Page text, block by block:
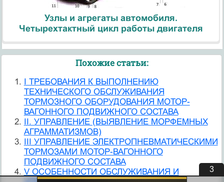
Узлы и агрегаты автомобиля.
Четырехтактный цикл работы двигателя
Похожие статьи:
I ТРЕБОВАНИЯ К ВЫПОЛНЕНИЮ
ТЕХНИЧЕСКОГО ОБСЛУЖИВАНИЯ
ТОРМОЗНОГО ОБОРУДОВАНИЯ МОТОР-
ВАГОННОГО ПОДВИЖНОГО СОСТАВА
II. УПРАВЛЕНИЕ (ВЫЯВЛЕНИЕ МОРФЕМНЫХ
АГРАММАТИЗМОВ)
III УПРАВЛЕНИЕ ЭЛЕКТРОПНЕВМАТИЧЕСКИМИ
ТОРМОЗАМИ МОТОР-ВАГОННОГО
ПОДВИЖНОГО СОСТАВА
V ОСОБЕННОСТИ ОБСЛУЖИВАНИЯ И
3